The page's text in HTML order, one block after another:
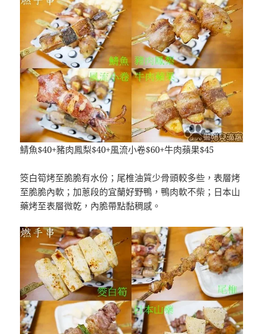
鯖魚$40+豬肉鳳梨$40+風流小卷$60+牛肉蘋果$45
筊白筍烤至脆脆有水份；尾椎油質少骨頭較多些，表層烤
至脆脆內軟；加蔥段的宜蘭好野鴨，鴨肉軟不柴；日本山
藥烤至表層微乾，內脆帶點黏稠感。